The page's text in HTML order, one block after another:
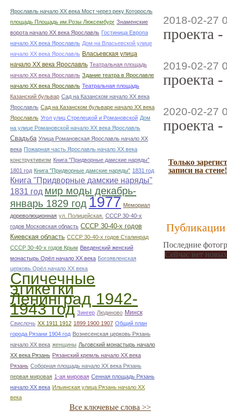
Ярославль начало ХХ века Мост через реку Которосль
площадь Площадь им.Розы Люксембург Знаменские
ворота начало ХХ века Ярославль Гостиница Европа
начало ХХ века Ярославль Дом на Власьевской улице
начало ХХ века Ярославль Власьевская улица
начало ХХ века Ярославль Театральная площадь
начало ХХ века Ярославль Здание театра в Ярославле
начало ХХ века Ярославль Театральная площадь
Казанский бульвар Сад на Казанском начало ХХ века
Ярославль Сад на Казанском бульваре начало ХХ века
Ярославль Угол улиц Стрелецкой и Романовской Дом
на улице Романовской начало ХХ века Ярославль
Свадьба Улица Романовская Ярославль начало ХХ
века Пожарная часть Ярославль начало ХХ века
конструктивизм Книга "Придворные дамские наряды"
1801 год Книга "Придворные дамские наряды" 1831 год
Книга "Придворные дамские наряды"
1831 год мир моды декабрь-
январь 1829 год 1977 Мемориал
дореволюционная ул. Полицейская. СССР 30-40-х
годов Московская область СССР 30-40-х годов
Киевская область СССР 30-40-х годов Сталинрад
СССР 30-40-х годов Крым Введенский женский
монастырь Орёл начало ХХ века Богоявленская
церковь Орёл начало ХХ века
Спичечные
этикетки
Ленинград 1942-
1943 год Зингер Людиново Минск
Свислочь XX 1911 1912 1899 1900 1907 Общий план
города Рязани 1904 год Вознесенская церковь Рязань
начало ХХ века женщины Льговский монастырь начало
ХХ века Рязань Рязанский кремль начало ХХ века
Рязань Соборная площадь начало ХХ века Рязань
первая мировая 1-ая мировая Сенная площадь Рязань
начало ХХ века Ильинская улица Рязань начало ХХ
века
Все ключевые слова >>
2018-02-27
проекта
2019-02-27
проекта
2020-02-27
проекта
Только
записи на стене!
Публикации
Последние
Сейчас нет